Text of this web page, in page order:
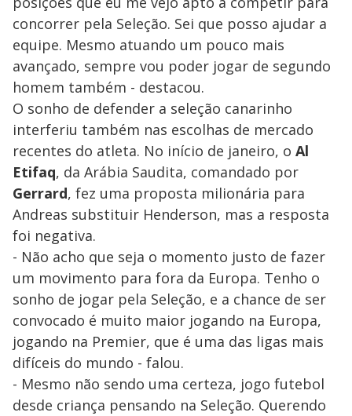
concorrer pela Seleção. Sei que posso ajudar a
equipe. Mesmo atuando um pouco mais
avançado, sempre vou poder jogar de segundo
homem também - destacou.
O sonho de defender a seleção canarinho
interferiu também nas escolhas de mercado
recentes do atleta. No início de janeiro, o Al
Etifaq, da Arábia Saudita, comandado por
Gerrard, fez uma proposta milionária para
Andreas substituir Henderson, mas a resposta
foi negativa.
- Não acho que seja o momento justo de fazer
um movimento para fora da Europa. Tenho o
sonho de jogar pela Seleção, e a chance de ser
convocado é muito maior jogando na Europa,
jogando na Premier, que é uma das ligas mais
difíceis do mundo - falou.
- Mesmo não sendo uma certeza, jogo futebol
desde criança pensando na Seleção. Querendo